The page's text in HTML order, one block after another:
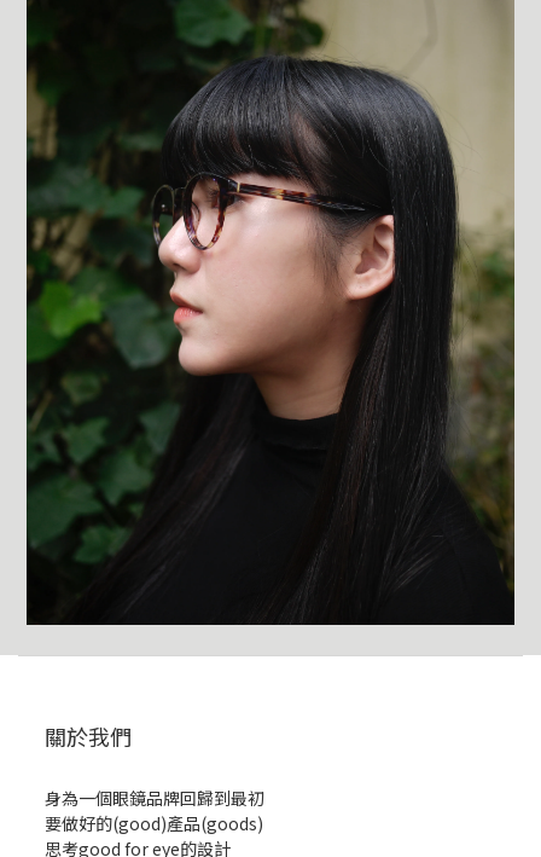
關於我們
身為一個眼鏡品牌回歸到最初
要做好的(good)產品(goods)
思考good for eye的設計